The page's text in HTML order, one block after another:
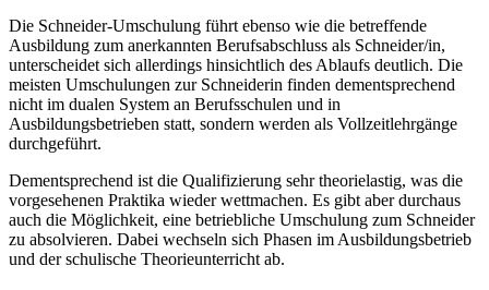
Die Schneider-Umschulung führt ebenso wie die betreffende
Ausbildung zum anerkannten Berufsabschluss als Schneider/in,
unterscheidet sich allerdings hinsichtlich des Ablaufs deutlich. Die
meisten Umschulungen zur Schneiderin finden dementsprechend
nicht im dualen System an Berufsschulen und in
Ausbildungsbetrieben statt, sondern werden als Vollzeitlehrgänge
durchgeführt.
Dementsprechend ist die Qualifizierung sehr theorielastig, was die
vorgesehenen Praktika wieder wettmachen. Es gibt aber durchaus
auch die Möglichkeit, eine betriebliche Umschulung zum Schneider
zu absolvieren. Dabei wechseln sich Phasen im Ausbildungsbetrieb
und der schulische Theorieunterricht ab.